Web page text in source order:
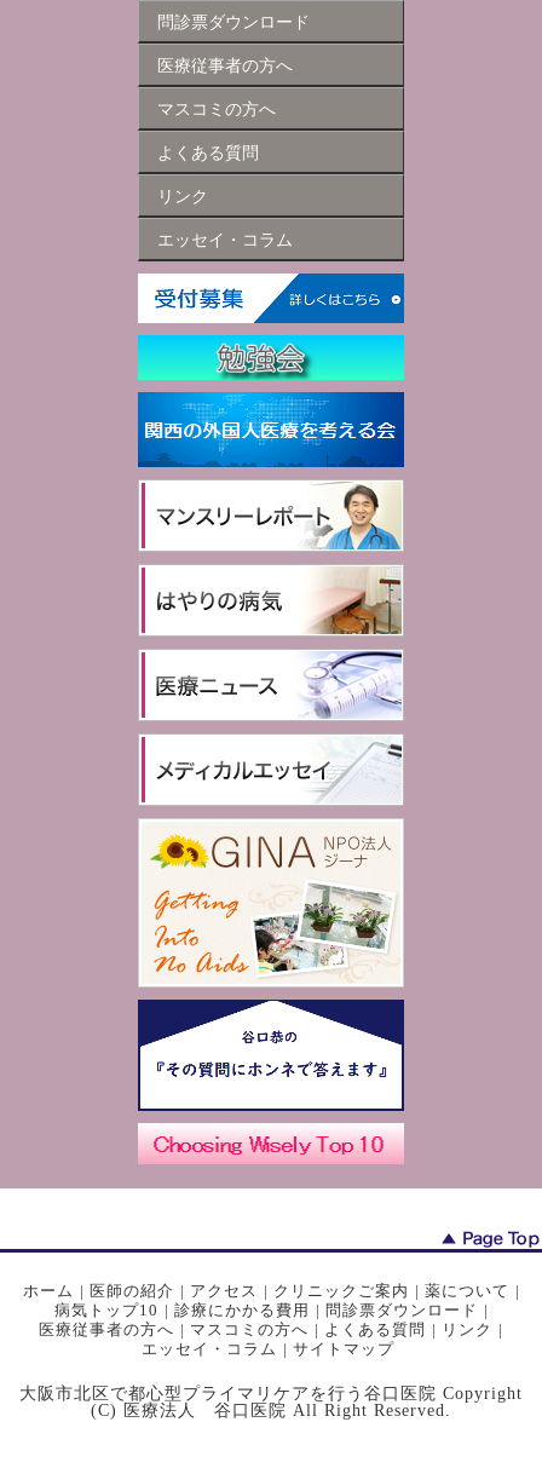
問診票ダウンロード
医療従事者の方へ
マスコミの方へ
よくある質問
リンク
エッセイ・コラム
ホーム | 医師の紹介 | アクセス | クリニックご案内 | 薬について |
病気トップ10 | 診療にかかる費用 | 問診票ダウンロード |
医療従事者の方へ | マスコミの方へ | よくある質問 | リンク |
エッセイ・コラム | サイトマップ
大阪市北区で都心型プライマリケアを行う谷口医院 Copyright
(C) 医療法人 谷口医院 All Right Reserved.